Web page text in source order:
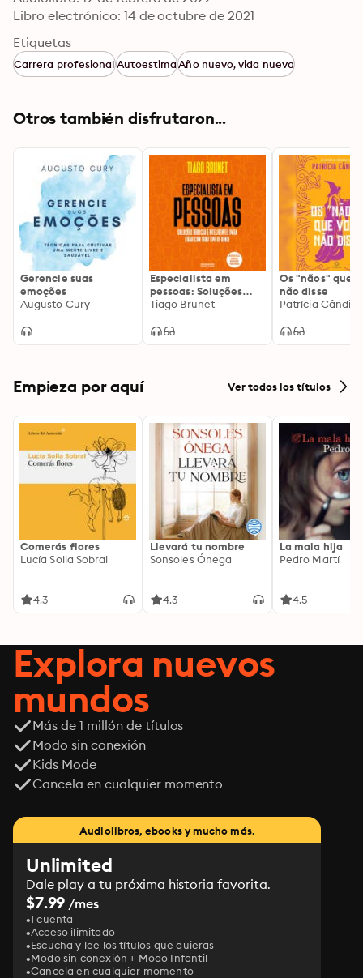
Libro electrónico: 14 de octubre de 2021
Etiquetas
Carrera profesionalAutoestimaAño nuevo, vida nueva
Otros también disfrutaron...
Gerencie suas
emoções
Augusto Cury
Especialista em
pessoas: Soluções
bíblicas e
lidar com todo tipo de
Tiago Brunet
Os "nãos" que
não disse
Patrícia
Empieza por aquí Ver todos los títulos
Comerás flores
Lucía Solla Sobral
4.3
Llevará tu nombre
Sonsoles Ónega
4.3
La mala hija
Pedro Martí
4.5
Explora nuevos
mundos
Más de 1 millón de títulos
Modo sin conexión
Kids Mode
Cancela en cualquier momento
Audiolibros, ebooks y mucho más.
Unlimited
Dale play a tu próxima historia favorita.
$7.99 /mes
1 cuenta
Acceso ilimitado
Escucha y lee los títulos que quieras
Modo sin conexión + Modo Infantil
Cancela en cualquier momento